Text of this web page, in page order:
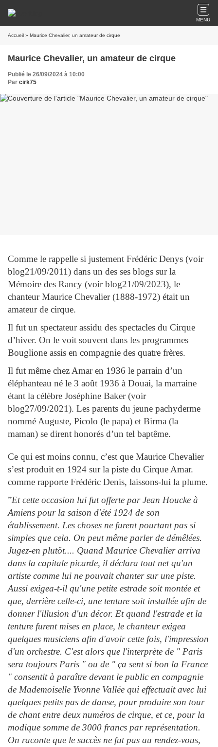
MENU
Accueil » Maurice Chevalier, un amateur de cirque
Maurice Chevalier, un amateur de cirque
Publié le 26/09/2024 à 10:00
Par cirk75
Comme le rappelle si justement Frédéric Denys (voir
blog21/09/2011) dans un des ses blogs sur la
Mémoire des Rancy (voir blog21/09/2023), le
chanteur Maurice Chevalier (1888-1972) était un
amateur de cirque.
Il fut un spectateur assidu des spectacles du Cirque
d’hiver. On le voit souvent dans les programmes
Bouglione assis en compagnie des quatre frères.
Il fut même chez Amar en 1936 le parrain d’un
éléphanteau né le 3 août 1936 à Douai, la marraine
étant la célèbre Joséphine Baker (voir
blog27/09/2021). Les parents du jeune pachyderme
nommé Auguste, Picolo (le papa) et Birma (la
maman) se dirent honorés d’un tel baptême.
Ce qui est moins connu, c’est que Maurice Chevalier
s’est produit en 1924 sur la piste du Cirque Amar.
comme rapporte Frédéric Denis, laissons-lui la plume.
”Et cette occasion lui fut offerte par Jean Houcke à
Amiens pour la saison d'été 1924 de son
établissement. Les choses ne furent pourtant pas si
simples que cela. On peut même parler de démêlées.
Jugez-en plutôt.... Quand Maurice Chevalier arriva
dans la capitale picarde, il déclara tout net qu'un
artiste comme lui ne pouvait chanter sur une piste.
Aussi exigea-t-il qu'une petite estrade soit montée et
que, derrière celle-ci, une tenture soit installée afin de
donner l'illusion d'un décor. Et quand l'estrade et la
tenture furent mises en place, le chanteur exigea
quelques musiciens afin d'avoir cette fois, l'impression
d'un orchestre. C'est alors que l'interprète de " Paris
sera toujours Paris " ou de " ça sent si bon la France
" consentit à paraître devant le public en compagnie
de Mademoiselle Yvonne Vallée qui effectuait avec lui
quelques petits pas de danse, pour produire son tour
de chant entre deux numéros de cirque, et ce, pour la
modique somme de 3000 francs par représentation.
On raconte que le succès ne fut pas au rendez-vous,